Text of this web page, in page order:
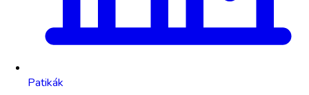
Patikák